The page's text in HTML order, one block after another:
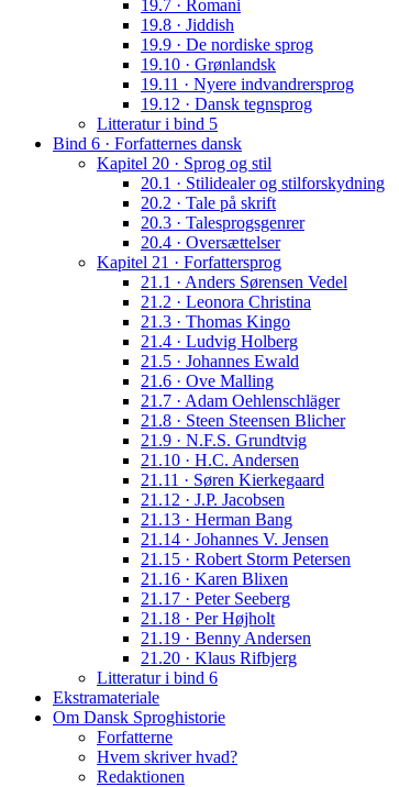
19.7 · Romani
19.8 · Jiddish
19.9 · De nordiske sprog
19.10 · Grønlandsk
19.11 · Nyere indvandrersprog
19.12 · Dansk tegnsprog
Litteratur i bind 5
Bind 6 · Forfatternes dansk
Kapitel 20 · Sprog og stil
20.1 · Stilidealer og stilforskydning
20.2 · Tale på skrift
20.3 · Talesprogsgenrer
20.4 · Oversættelser
Kapitel 21 · Forfattersprog
21.1 · Anders Sørensen Vedel
21.2 · Leonora Christina
21.3 · Thomas Kingo
21.4 · Ludvig Holberg
21.5 · Johannes Ewald
21.6 · Ove Malling
21.7 · Adam Oehlenschläger
21.8 · Steen Steensen Blicher
21.9 · N.F.S. Grundtvig
21.10 · H.C. Andersen
21.11 · Søren Kierkegaard
21.12 · J.P. Jacobsen
21.13 · Herman Bang
21.14 · Johannes V. Jensen
21.15 · Robert Storm Petersen
21.16 · Karen Blixen
21.17 · Peter Seeberg
21.18 · Per Højholt
21.19 · Benny Andersen
21.20 · Klaus Rifbjerg
Litteratur i bind 6
Ekstramateriale
Om Dansk Sproghistorie
Forfatterne
Hvem skriver hvad?
Redaktionen